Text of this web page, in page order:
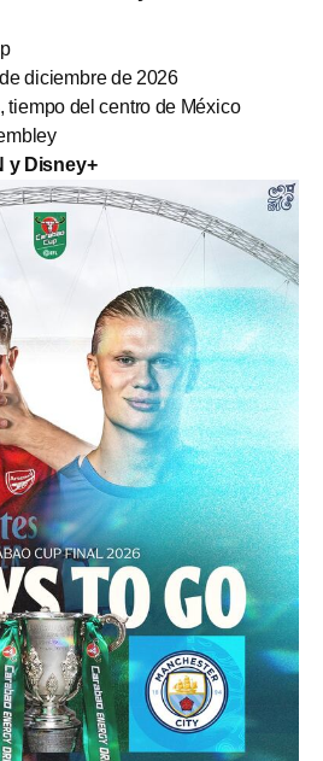
diciembre de 2026
tiempo del centro de México
y Disney+